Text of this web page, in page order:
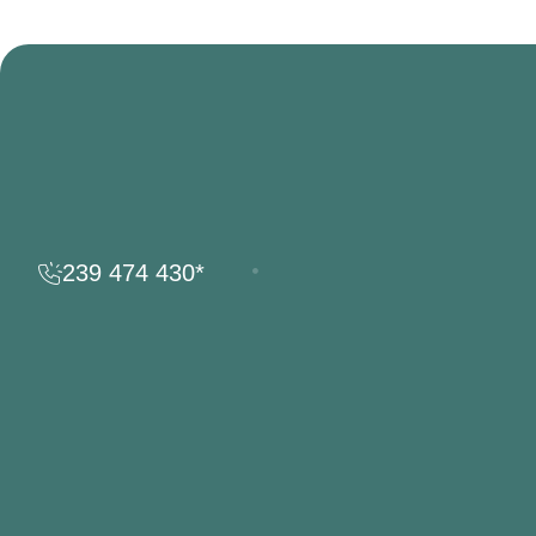
239 474 430*